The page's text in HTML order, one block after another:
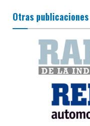
Otras publicaciones